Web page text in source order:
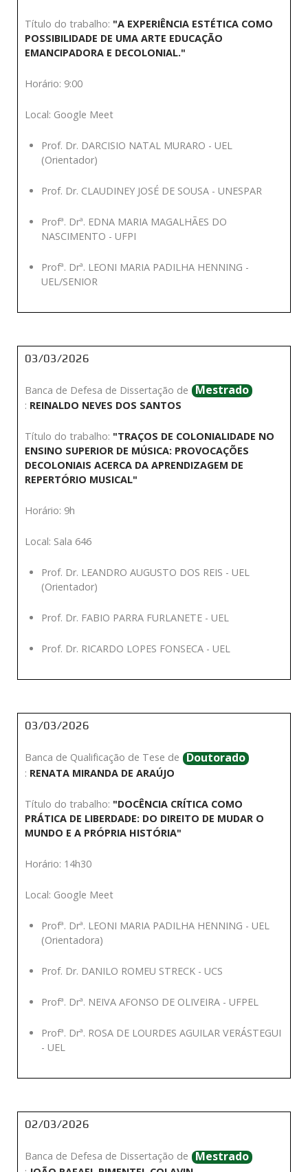
Título do trabalho: "A EXPERIÊNCIA ESTÉTICA COMO
POSSIBILIDADE DE UMA ARTE EDUCAÇÃO
EMANCIPADORA E DECOLONIAL."
Horário: 9:00
Local: Google Meet
Prof. Dr. DARCISIO NATAL MURARO - UEL
(Orientador)
Prof. Dr. CLAUDINEY JOSÉ DE SOUSA - UNESPAR
Profª. Drª. EDNA MARIA MAGALHÃES DO
NASCIMENTO - UFPI
Profª. Drª. LEONI MARIA PADILHA HENNING -
UEL/SENIOR
03/03/2026
Banca de Defesa de Dissertação de Mestrado
: REINALDO NEVES DOS SANTOS
Título do trabalho: "TRAÇOS DE COLONIALIDADE NO
ENSINO SUPERIOR DE MÚSICA: PROVOCAÇÕES
DECOLONIAIS ACERCA DA APRENDIZAGEM DE
REPERTÓRIO MUSICAL"
Horário: 9h
Local: Sala 646
Prof. Dr. LEANDRO AUGUSTO DOS REIS - UEL
(Orientador)
Prof. Dr. FABIO PARRA FURLANETE - UEL
Prof. Dr. RICARDO LOPES FONSECA - UEL
03/03/2026
Banca de Qualificação de Tese de Doutorado
: RENATA MIRANDA DE ARAÚJO
Título do trabalho: "DOCÊNCIA CRÍTICA COMO
PRÁTICA DE LIBERDADE: DO DIREITO DE MUDAR O
MUNDO E A PRÓPRIA HISTÓRIA"
Horário: 14h30
Local: Google Meet
Profª. Drª. LEONI MARIA PADILHA HENNING - UEL
(Orientadora)
Prof. Dr. DANILO ROMEU STRECK - UCS
Profª. Drª. NEIVA AFONSO DE OLIVEIRA - UFPEL
Profª. Drª. ROSA DE LOURDES AGUILAR VERÁSTEGUI
- UEL
02/03/2026
Banca de Defesa de Dissertação de Mestrado